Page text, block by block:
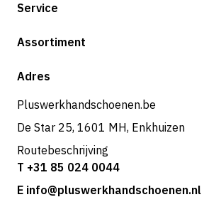
Service
Betalingsmogelijkheden
Retouren & service
Assortiment
Shop
Adres
Pluswerkhandschoenen.be
De Star 25, 1601 MH, Enkhuizen
Routebeschrijving
T +31 85 024 0044
E info@pluswerkhandschoenen.nl